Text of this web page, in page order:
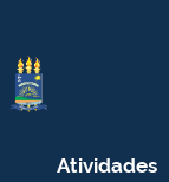
Atividades